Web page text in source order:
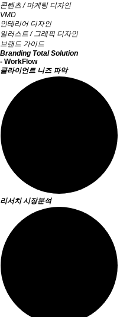
콘텐츠 / 마케팅 디자인
VMD
인테리어 디자인
일러스트 / 그래픽 디자인
브랜드 가이드
Branding Total Solution
- WorkFlow
클라이언트 니즈 파악
리서치 시장분석